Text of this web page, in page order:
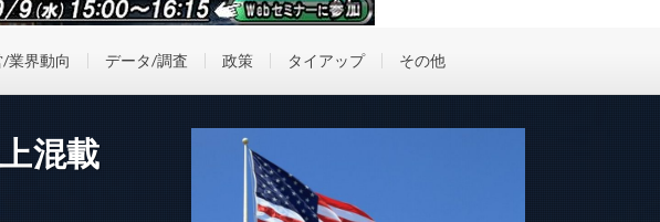
業界動向 データ/調査 政策 タイアップ その他
混載